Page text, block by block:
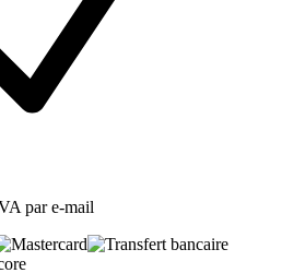
par e-mail